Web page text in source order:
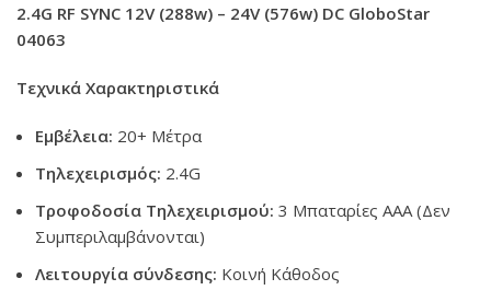
2.4G RF SYNC 12V (288w) – 24V (576w) DC GloboStar
04063
Τεχνικά Χαρακτηριστικά
Εμβέλεια: 20+ Μέτρα
Τηλεχειρισμός: 2.4G
Τροφοδοσία Τηλεχειρισμού: 3 Μπαταρίες AAA (Δεν
Συμπεριλαμβάνονται)
Λειτουργία σύνδεσης: Κοινή Κάθοδος